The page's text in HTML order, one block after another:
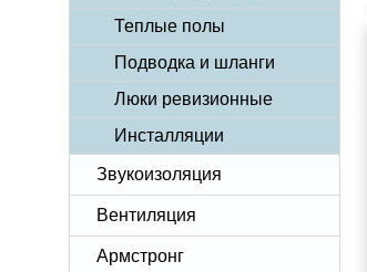
Теплые полы
Подводка и шланги
Люки ревизионные
Инсталляции
Звукоизоляция
Вентиляция
Армстронг